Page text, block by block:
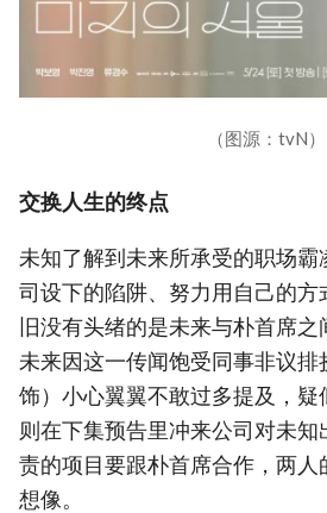
（图源：tvN）
交换人生的终点
未知了解到未来所承受的职场霸
司设下的陷阱、努力用自己的方
旧没有头绪的是未来与朴首席之
未来因这一传闻饱受同事非议
饰）小心翼翼不敢过多提及，
则在下集预告里冲来公司对未知
责的项目要跟朴首席合作，两人
想像。